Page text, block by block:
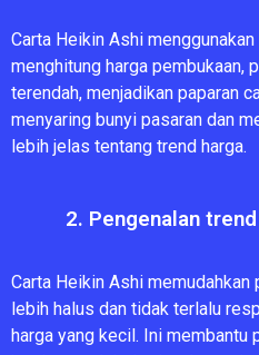
Carta Heikin Ashi
menghitung harga pembukaan,
terendah, menjadikan paparan
menyaring bunyi pasaran dan
lebih jelas tentang trend harga.
2. Pengenalan
Carta Heikin Ashi memudahkan
lebih halus dan tidak terlalu
harga yang kecil. Ini membantu